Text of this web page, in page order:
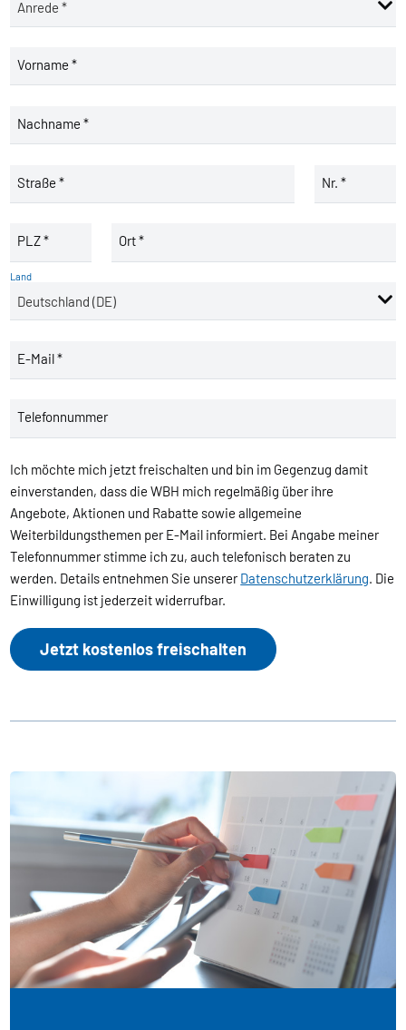
Vorname *
Nachname *
Straße * Nr. *
PLZ * Ort *
Land
E-Mail *
Telefonnummer
Ich möchte mich jetzt freischalten und bin im Gegenzug damit
einverstanden, dass die WBH mich regelmäßig über ihre
Angebote, Aktionen und Rabatte sowie allgemeine
Weiterbildungsthemen per E-Mail informiert. Bei Angabe meiner
Telefonnummer stimme ich zu, auch telefonisch beraten zu
werden. Details entnehmen Sie unsererDatenschutzerklärung. Die
Einwilligung ist jederzeit widerrufbar.
Jetzt kostenlos freischalten